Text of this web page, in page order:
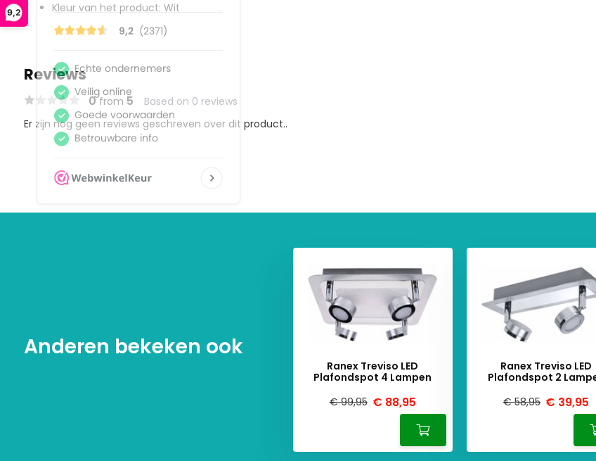
9,2
Kleur van het product: Wit
Reviews
0from 5 Based on 0 reviews
Er zijn nog geen reviews geschreven over dit product..
Anderen bekeken ook
Ranex Treviso LED
Plafondspot 4 Lampen
€ 99,95 € 88,95
Ranex Treviso LED
Plafondspot 2
€ 58,95 € 39,95